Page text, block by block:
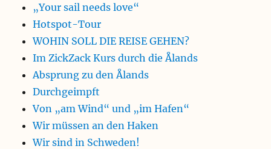
„Your sail needs love“
Hotspot-Tour
WOHIN SOLL DIE REISE GEHEN?
Im ZickZack Kurs durch die Ålands
Absprung zu den Ålands
Durchgeimpft
Von „am Wind“ und „im Hafen“
Wir müssen an den Haken
Wir sind in Schweden!